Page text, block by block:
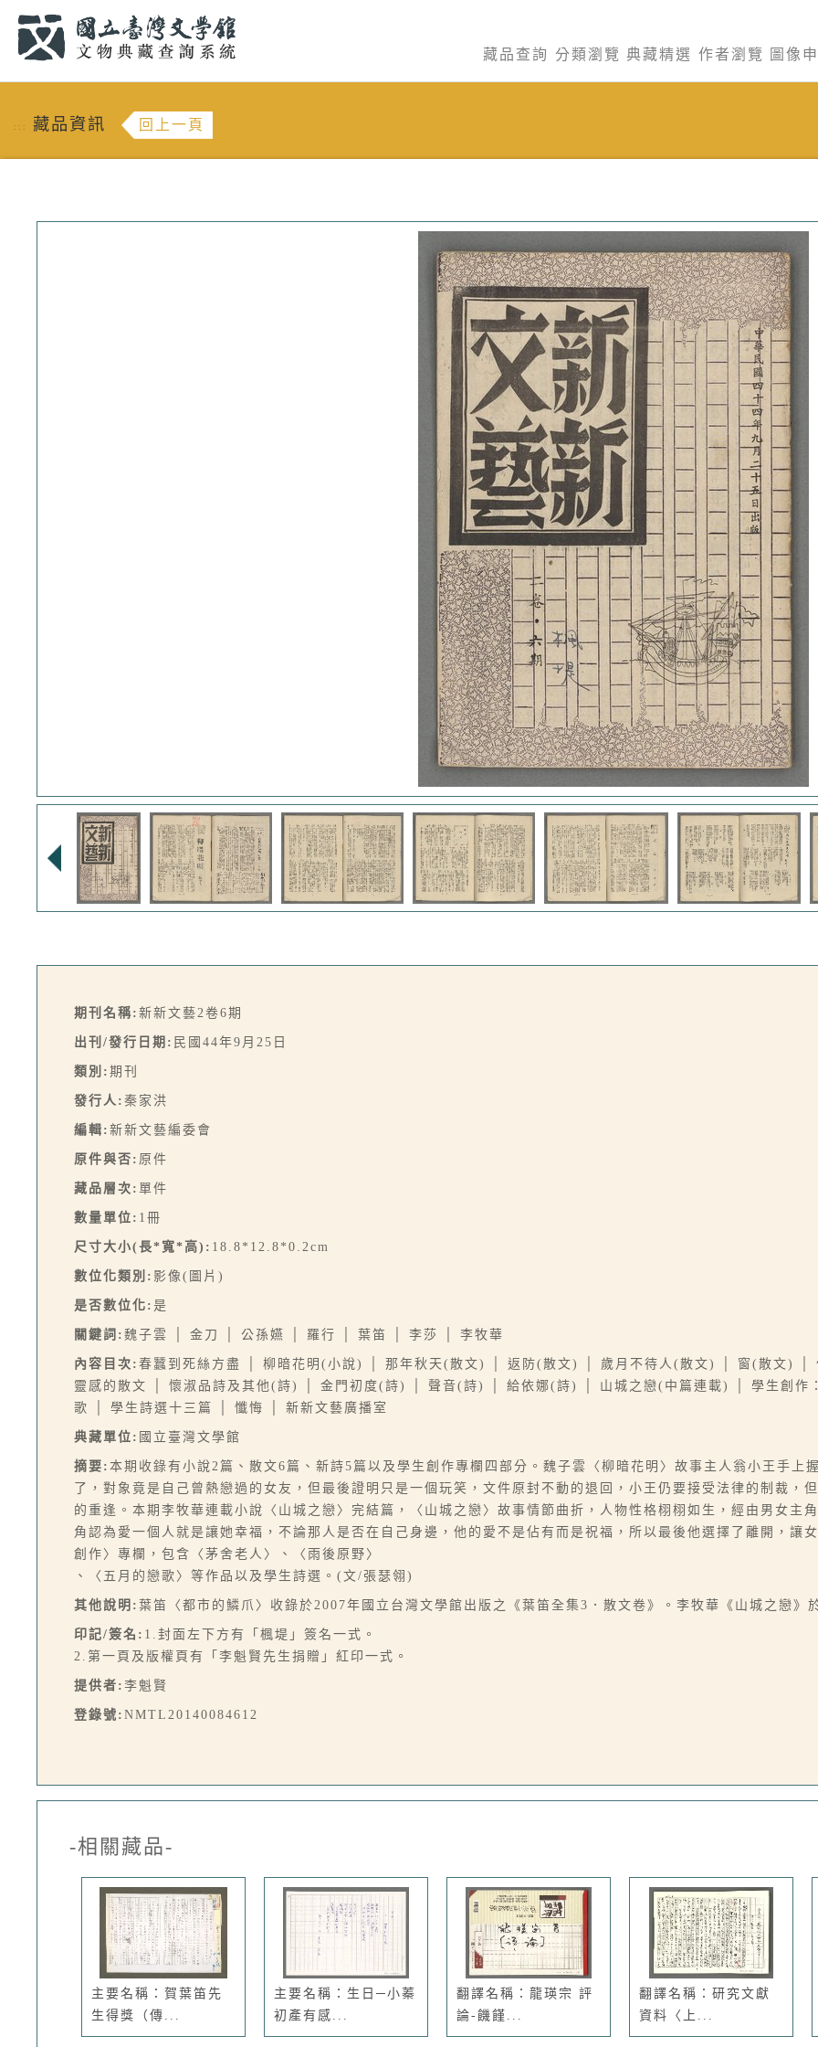
藏品查詢 分類瀏覽 典藏精選 作者瀏覽 圖像
::: 藏品資訊 回上一頁
期刊名稱: 新新文藝2卷6期
出刊/發行日期: 民國44年9月25日
類別: 期刊
發行人: 秦家洪
編輯: 新新文藝編委會
原件與否: 原件
藏品層次: 單件
數量單位: 1冊
尺寸大小(長*寬*高): 18.8*12.8*0.2cm
數位化類別: 影像(圖片)
是否數位化: 是
關鍵詞: 魏子雲 │ 金刀 │ 公孫嬿 │ 羅行 │ 葉笛 │ 李莎 │ 李牧華
內容目次: 春蠶到死絲方盡 │ 柳暗花明(小說) │ 那年秋天(散文) │ 返防(散文) │ 歲月不待人(散文) │ 窗(散文)
靈感的散文 │ 懷淑品詩及其他(詩) │ 金門初度(詩) │ 聲音(詩) │ 給依娜(詩) │ 山城之戀(中篇連載) │ 學生創作
歌 │ 學生詩選十三篇 │ 懺悔 │ 新新文藝廣播室
典藏單位: 國立臺灣文學館
摘要: 本期收錄有小說2篇、散文6篇、新詩5篇以及學生創作專欄四部分。魏子雲〈柳暗花明〉故事主人翁小王手上
了，對象竟是自己曾熱戀過的女友，但最後證明只是一個玩笑，文件原封不動的退回，小王仍要接受法律的制裁，
的重逢。本期李牧華連載小說〈山城之戀〉完結篇，〈山城之戀〉故事情節曲折，人物性格栩栩如生，經由男女主
角認為愛一個人就是讓她幸福，不論那人是否在自己身邊，他的愛不是佔有而是祝福，所以最後他選擇了離開，讓
創作〉專欄，包含〈茅舍老人〉、〈雨後原野〉
、〈五月的戀歌〉等作品以及學生詩選。(文/張瑟翎)
其他說明: 葉笛〈都市的鱗爪〉收錄於2007年國立台灣文學館出版之《葉笛全集3．散文卷》。李牧華《山城之戀》
印記/簽名: 1.封面左下方有「楓堤」簽名一式。
2.第一頁及版權頁有「李魁賢先生捐贈」紅印一式。
提供者: 李魁賢
登錄號: NMTL20140084612
-相關藏品-
主要名稱：賀葉笛先
生得獎（傳...
主要名稱：生日─小蓁
初產有感...
翻譯名稱：龍瑛宗 評
論-饑饉...
翻譯名稱：研究文獻
資料〈上...